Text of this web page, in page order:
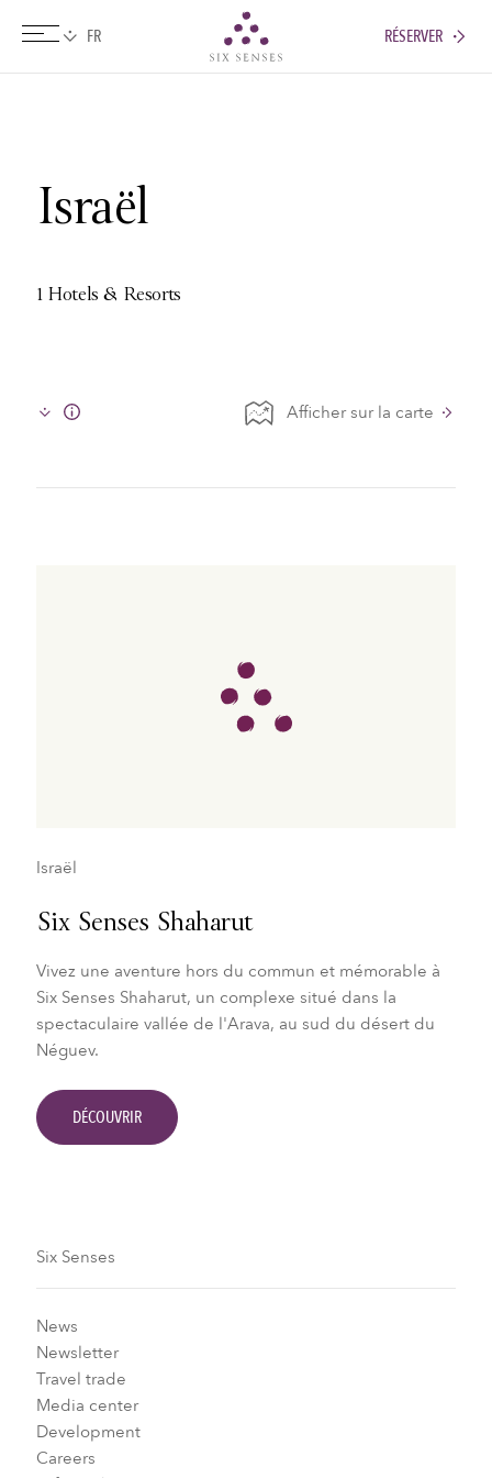
RÉSERVER
Israël
1 Hotels & Resorts
Afficher sur la carte
Israël
Six Senses Shaharut
Vivez une aventure hors du commun et mémorable à
Six Senses Shaharut, un complexe situé dans la
spectaculaire vallée de l'Arava, au sud du désert du
Néguev.
DÉCOUVRIR
Six Senses
News
Newsletter
Travel trade
Media center
Development
Careers